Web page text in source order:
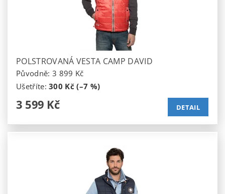
POLSTROVANÁ VESTA CAMP DAVID
Původně: 3 899 Kč
Ušetříte:300 Kč (–7 %)
3 599 Kč DETAIL